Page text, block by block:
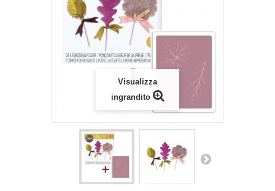
Visualizza
ingrandito